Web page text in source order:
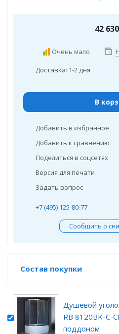
42 630
Очень мало
Доставка: 1-2 дня
В
Добавить в избранное
Добавить к сравнению
Поделиться в соцсетях
Версия для печати
Задать вопрос
+7 (495) 125-80-77
Сообщить о
Состав покупки
Душевой
RB 8120BK-C-
поддоном